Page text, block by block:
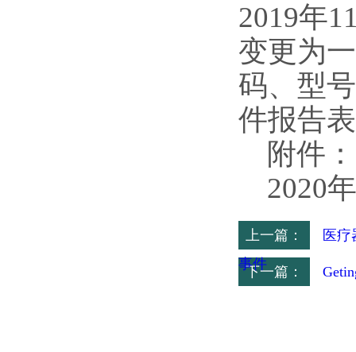
2019年
变更为
码、型
件报告
附件
2020
上一篇：
医
事件
下一篇：